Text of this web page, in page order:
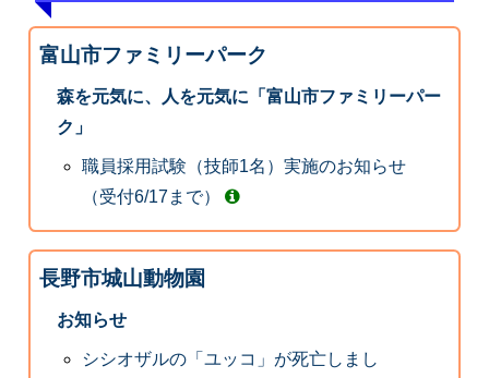
富山市ファミリーパーク
森を元気に、人を元気に「富山市ファミリーパー
ク」
職員採用試験（技師1名）実施のお知らせ
（受付6/17まで）
長野市城山動物園
お知らせ
シシオザルの「ユッコ」が死亡しまし